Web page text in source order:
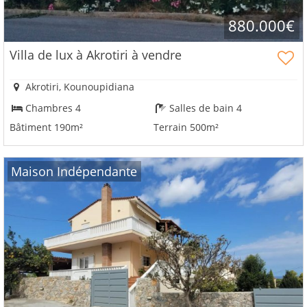
880.000€
Villa de lux à Akrotiri à vendre
Akrotiri, Kounoupidiana
Chambres 4
Salles de bain 4
Bâtiment 190m²
Terrain 500m²
Maison Indépendante